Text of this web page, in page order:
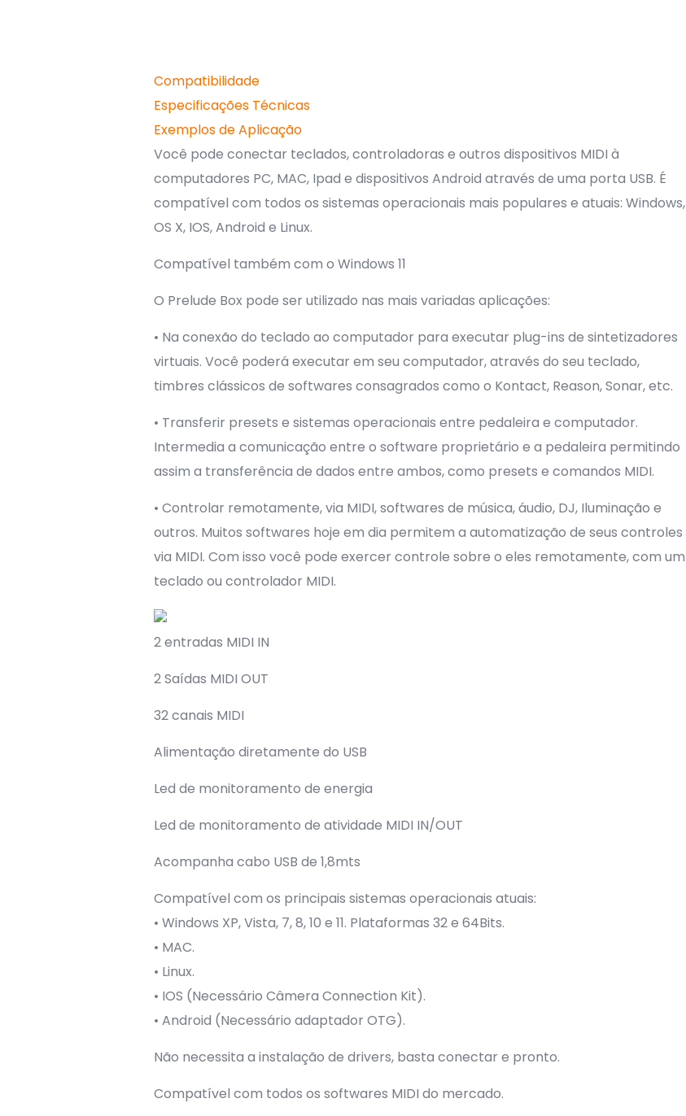
Compatibilidade
Especificações Técnicas
Exemplos de Aplicação
Você pode conectar teclados, controladoras e outros dispositivos MIDI à
computadores PC, MAC, Ipad e dispositivos Android através de uma porta USB. É
compatível com todos os sistemas operacionais mais populares e atuais: Windows,
OS X, IOS, Android e Linux.
Compatível também com o Windows 11
O Prelude Box pode ser utilizado nas mais variadas aplicações:
• Na conexão do teclado ao computador para executar plug-ins de sintetizadores
virtuais. Você poderá executar em seu computador, através do seu teclado,
timbres clássicos de softwares consagrados como o Kontact, Reason, Sonar, etc.
• Transferir presets e sistemas operacionais entre pedaleira e computador.
Intermedia a comunicação entre o software proprietário e a pedaleira permitindo
assim a transferência de dados entre ambos, como presets e comandos MIDI.
• Controlar remotamente, via MIDI, softwares de música, áudio, DJ, Iluminação e
outros. Muitos softwares hoje em dia permitem a automatização de seus controles
via MIDI. Com isso você pode exercer controle sobre o eles remotamente, com um
teclado ou controlador MIDI.
2 entradas MIDI IN
2 Saídas MIDI OUT
32 canais MIDI
Alimentação diretamente do USB
Led de monitoramento de energia
Led de monitoramento de atividade MIDI IN/OUT
Acompanha cabo USB de 1,8mts
Compatível com os principais sistemas operacionais atuais:
• Windows XP, Vista, 7, 8, 10 e 11. Plataformas 32 e 64Bits.
• MAC.
• Linux.
• IOS (Necessário Câmera Connection Kit).
• Android (Necessário adaptador OTG).
Não necessita a instalação de drivers, basta conectar e pronto.
Compatível com todos os softwares MIDI do mercado.